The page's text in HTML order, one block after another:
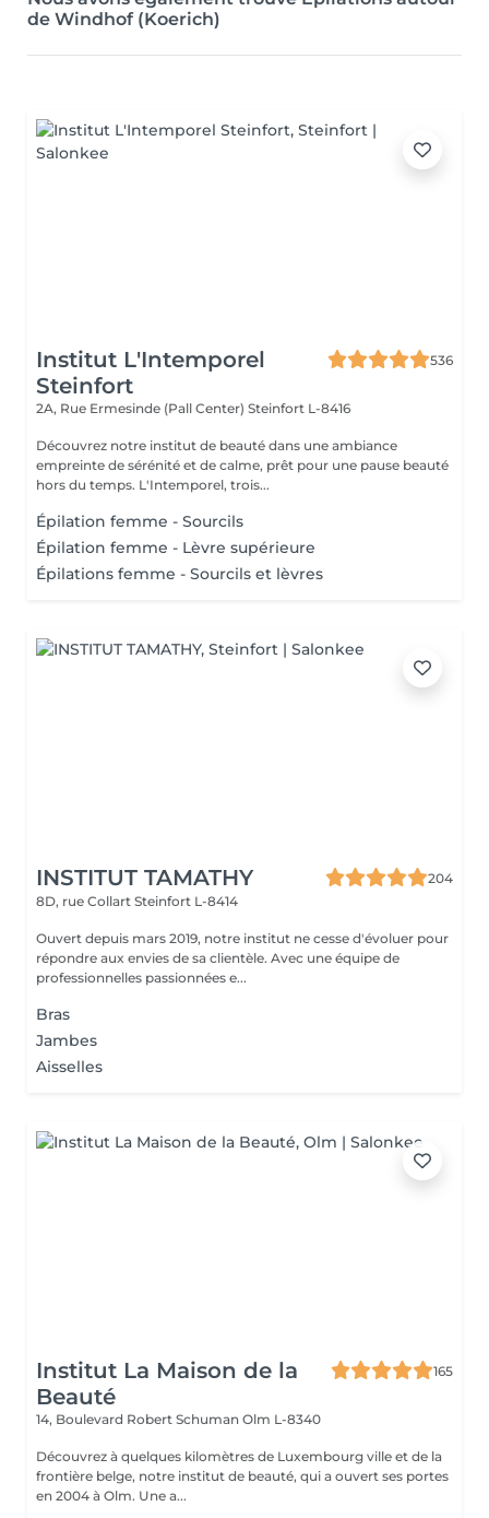
de Windhof (Koerich)
Institut L'Intemporel
Steinfort
536
2A, Rue Ermesinde (Pall Center) Steinfort L-8416
Découvrez notre institut de beauté dans une ambiance
empreinte de sérénité et de calme, prêt pour une pause beauté
hors du temps. L'Intemporel, trois...
Épilation femme - Sourcils
Épilation femme - Lèvre supérieure
Épilations femme - Sourcils et lèvres
INSTITUT TAMATHY
204
8D, rue Collart Steinfort L-8414
Ouvert depuis mars 2019, notre institut ne cesse d'évoluer pour
répondre aux envies de sa clientèle. Avec une équipe de
professionnelles passionnées e...
Bras
Jambes
Aisselles
Institut La Maison de la
Beauté
165
14, Boulevard Robert Schuman Olm L-8340
Découvrez à quelques kilomètres de Luxembourg ville et de la
frontière belge, notre institut de beauté, qui a ouvert ses portes
en 2004 à Olm. Une a...